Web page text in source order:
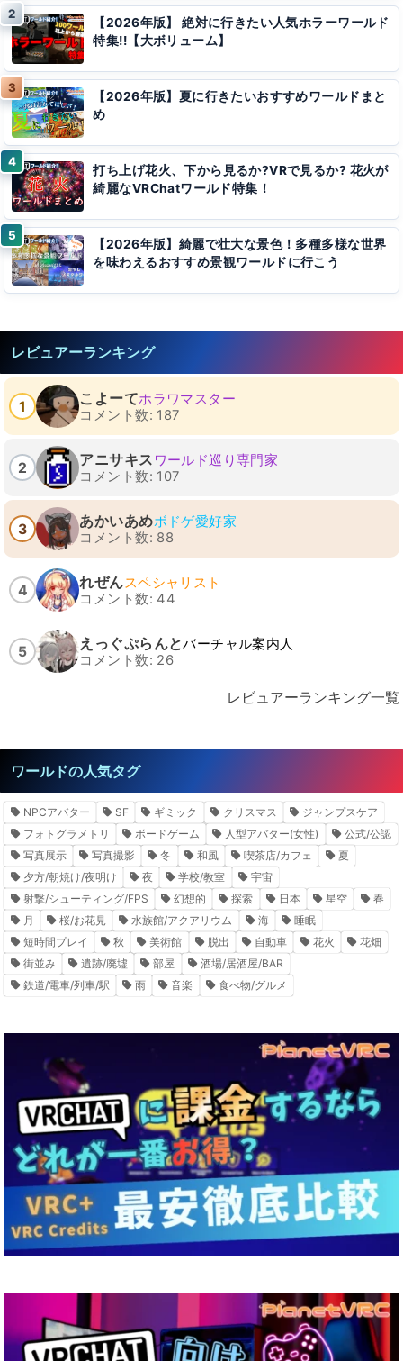
【2026年版】 絶対に行きたい人気ホラーワールド
特集!!【大ボリューム】
【2026年版】夏に行きたいおすすめワールドまと
め
打ち上げ花火、下から見るか?VRで見るか? 花火が
綺麗なVRChatワールド特集！
【2026年版】綺麗で壮大な景色！多種多様な世界
を味わえるおすすめ景観ワールドに行こう
レビュアーランキング
1 こよーてホラワマスター
コメント数: 187
2 アニサキス ワールド巡り専門家
コメント数: 107
3 あかいあめボドゲ愛好家
コメント数: 88
4 れぜんスペシャリスト
コメント数: 44
5 えっぐぷらんとバーチャル案内人
コメント数: 26
レビュアーランキング一覧
ワールドの人気タグ
NPCアバター SF ギミック クリスマス
ジャンプスケア
フォトグラメトリ
ボードゲーム 人型アバター(女性)
公式/公認
写真展示
写真撮影 冬 和風 喫茶店/カフェ
夏
夕方/朝焼け/夜明け
夜 学校/教室
宇宙
射撃/シューティング/FPS
幻想的 探索 日本 星空
春
月
桜/お花見 水族館/アクアリウム 海
睡眠
短時間プレイ
秋 美術館 脱出 自動車 花火
花畑
街並み
遺跡/廃墟 部屋
酒場/居酒屋/BAR
鉄道/電車/列車/駅
雨 音楽 食べ物/グルメ